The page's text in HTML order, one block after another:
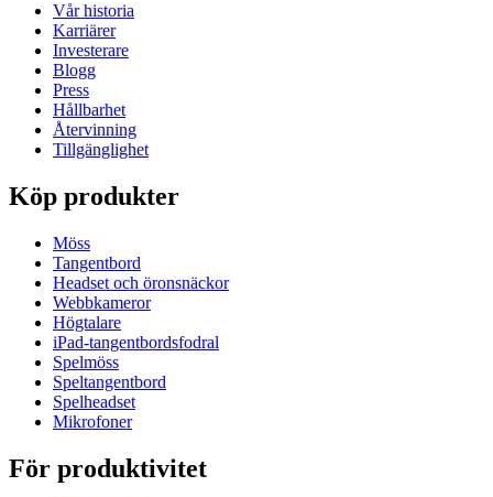
Vår historia
Karriärer
Investerare
Blogg
Press
Hållbarhet
Återvinning
Tillgänglighet
Köp produkter
Möss
Tangentbord
Headset och öronsnäckor
Webbkameror
Högtalare
iPad-tangentbordsfodral
Spelmöss
Speltangentbord
Spelheadset
Mikrofoner
För produktivitet